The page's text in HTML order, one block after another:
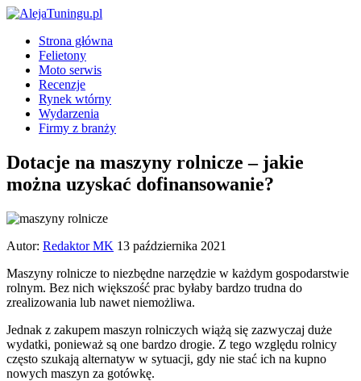
Strona główna
Felietony
Moto serwis
Recenzje
Rynek wtórny
Wydarzenia
Firmy z branży
Dotacje na maszyny rolnicze – jakie
można uzyskać dofinansowanie?
Autor: Redaktor MK 13 października 2021
Maszyny rolnicze to niezbędne narzędzie w każdym gospodarstwie
rolnym. Bez nich większość prac byłaby bardzo trudna do
zrealizowania lub nawet niemożliwa.
Jednak z zakupem maszyn rolniczych wiążą się zazwyczaj duże
wydatki, ponieważ są one bardzo drogie. Z tego względu rolnicy
często szukają alternatyw w sytuacji, gdy nie stać ich na kupno
nowych maszyn za gotówkę.